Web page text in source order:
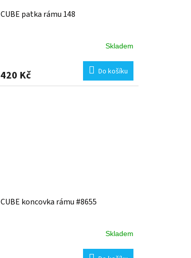
CUBE patka rámu 148
Skladem
420 Kč Do košíku
CUBE koncovka rámu #8655
Skladem